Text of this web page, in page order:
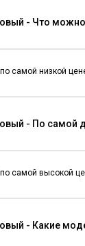
- Что
самой низкой
- По самой
по самой высокой
- Какие